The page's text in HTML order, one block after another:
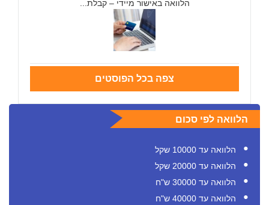
הלוואה באישור מיידי – קבלת...
צפה בכל הפוסטים
הלוואה לפי סכום
הלוואה עד 10000 שקל
הלוואה עד 20000 שקל
הלוואה עד 30000 ש"ח
הלוואה עד 40000 ש"ח